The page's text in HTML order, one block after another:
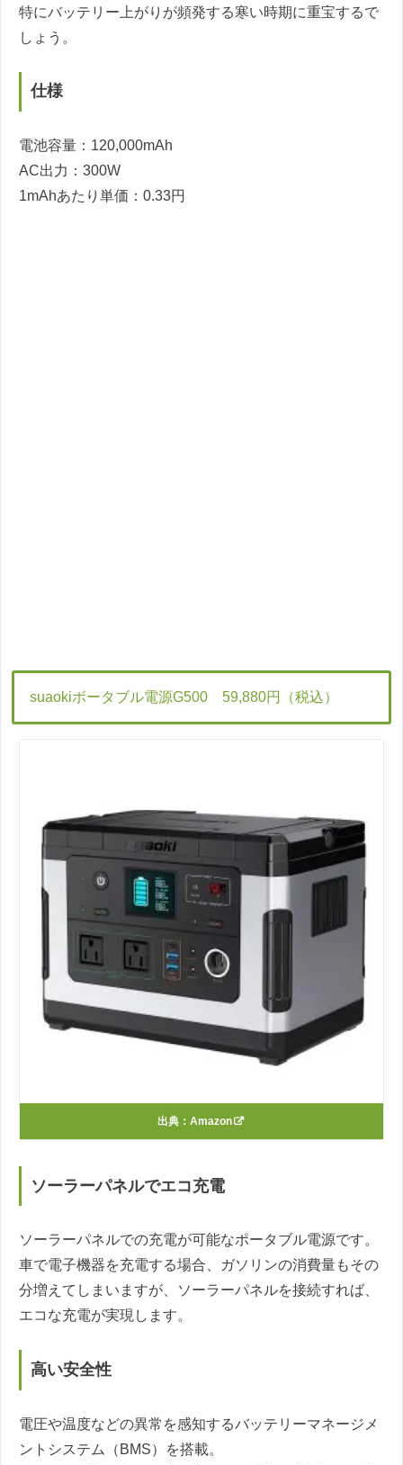
特にバッテリー上がりが頻発する寒い時期に重宝するで
しょう。
仕様
電池容量：120,000mAh
AC出力：300W
1mAhあたり単価：0.33円
suaokiボータブル電源G500 59,880円（税込）
出典： Amazon
ソーラーパネルでエコ充電
ソーラーパネルでの充電が可能なポータブル電源です。
車で電子機器を充電する場合、ガソリンの消費量もその
分増えてしまいますが、ソーラーパネルを接続すれば、
エコな充電が実現します。
高い安全性
電圧や温度などの異常を感知するバッテリーマネージメ
ントシステム（BMS）を搭載。